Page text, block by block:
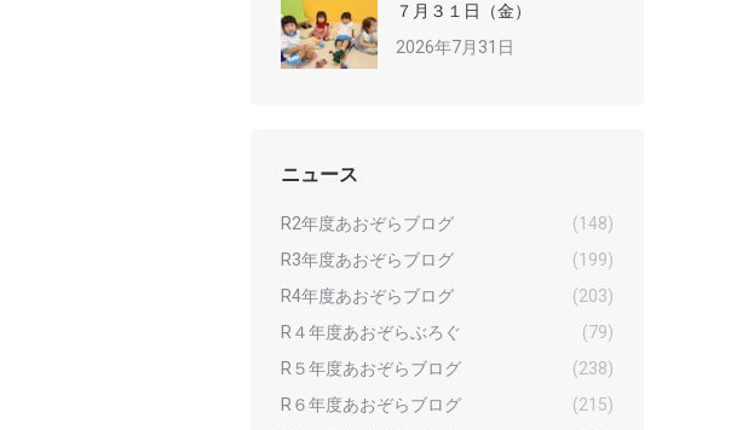
７月３１日（金）
2026年7月31日
ニュース
R2年度あおぞらブログ
(148)
R3年度あおぞらブログ
(199)
R4年度あおぞらブログ
(203)
R４年度あおぞらぶろぐ
(79)
R５年度あおぞらブログ
(238)
R６年度あおぞらブログ
(215)